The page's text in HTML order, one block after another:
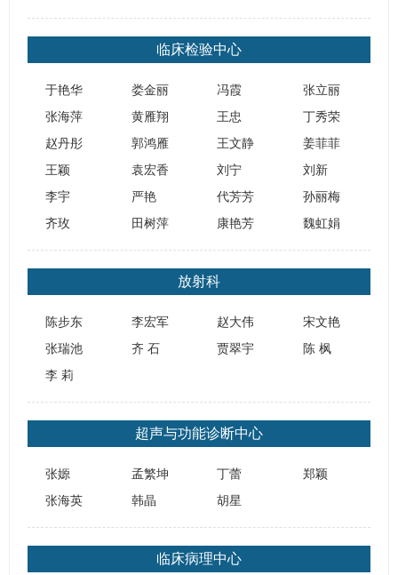
临床检验中心
于艳华 娄金丽 ​冯霞
张立丽
张海萍
​黄雁翔 王忠
丁秀荣
赵丹彤
郭鸿雁 王文静
姜菲菲
王颖
袁宏香 刘宁
刘新
李宇
严艳 代芳芳
孙丽梅
齐玫
田树萍 康艳芳 魏虹娟
放射科
陈步东 李宏军 赵大伟
宋文艳
张瑞池
齐 石 贾翠宇
陈 枫
李 莉
超声与功能诊断中心
张嫄 孟繁坤 丁蕾
郑颖
张海英
韩晶 胡星
临床病理中心